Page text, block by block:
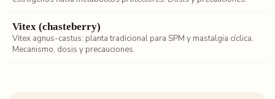
Vitex (chasteberry)
Vitex agnus-castus: planta tradicional para SPM y mastalgia cíclica.
Mecanismo, dosis y precauciones.